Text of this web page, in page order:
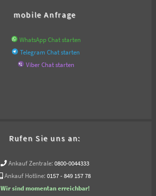
mobile Anfrage
WhatsApp Chat starten
Telegram Chat starten
Viber Chat starten
Rufen Sie uns an:
Ankauf Zentrale: 0800-0044333
Ankauf Hotline: 0157 - 849 157 78
Wir sind momentan erreichbar!